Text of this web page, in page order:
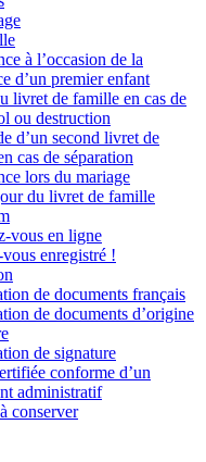
à l’occasion de la
d’un premier enfant
livret de famille en cas de
ou destruction
d’un second livret de
cas de séparation
lors du mariage
du livret de famille
vous en ligne
enregistré !
de documents français
de documents d’origine
de signature
conforme d’un
administratif
conserver